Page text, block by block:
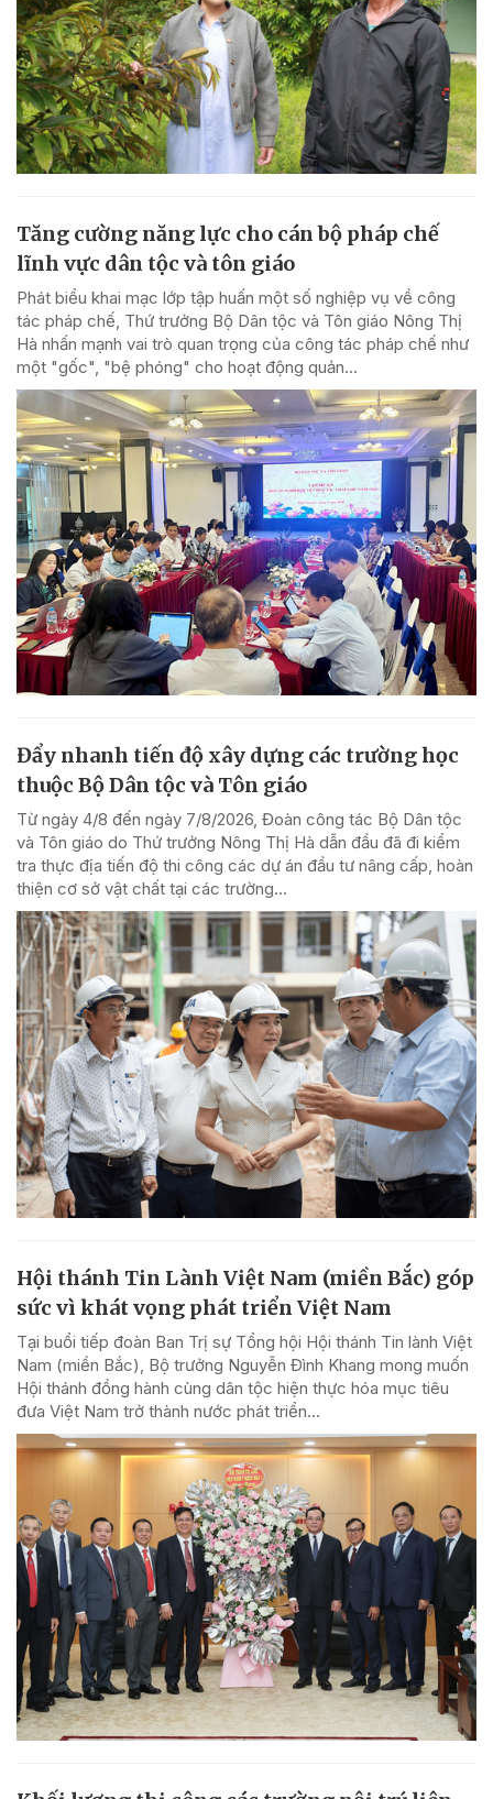
Tăng cường năng lực cho cán bộ pháp chế
lĩnh vực dân tộc và tôn giáo
Phát biểu khai mạc lớp tập huấn một số nghiệp vụ về công
tác pháp chế, Thứ trưởng Bộ Dân tộc và Tôn giáo Nông Thị
Hà nhấn mạnh vai trò quan trọng của công tác pháp chế như
một "gốc", "bệ phóng" cho hoạt động quản...
Đẩy nhanh tiến độ xây dựng các trường học
thuộc Bộ Dân tộc và Tôn giáo
Từ ngày 4/8 đến ngày 7/8/2026, Đoàn công tác Bộ Dân tộc
và Tôn giáo do Thứ trưởng Nông Thị Hà dẫn đầu đã đi kiểm
tra thực địa tiến độ thi công các dự án đầu tư nâng cấp, hoàn
thiện cơ sở vật chất tại các trường...
Hội thánh Tin Lành Việt Nam (miền Bắc) góp
sức vì khát vọng phát triển Việt Nam
Tại buổi tiếp đoàn Ban Trị sự Tổng hội Hội thánh Tin lành Việt
Nam (miền Bắc), Bộ trưởng Nguyễn Đình Khang mong muốn
Hội thánh đồng hành cùng dân tộc hiện thực hóa mục tiêu
đưa Việt Nam trở thành nước phát triển...